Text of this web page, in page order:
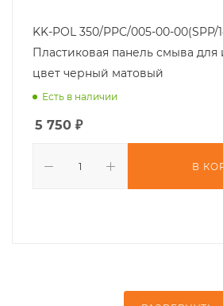
KK-POL 350/PPC/005-00-00(SPP/
Пластиковая панель смыва для
цвет черный матовый
Есть в наличии
5 750 ₽
В